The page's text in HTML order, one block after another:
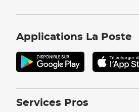
Applications La Poste
Services Pros